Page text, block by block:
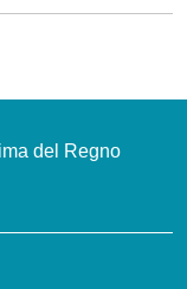
del Regno